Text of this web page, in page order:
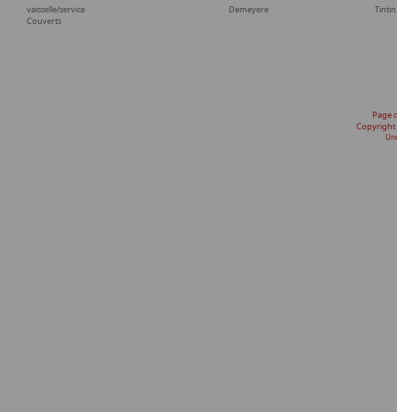
vaisselle/service
Couverts
Demeyere Tintin
Page
Copyright